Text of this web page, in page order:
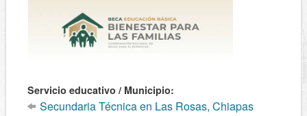
Servicio educativo / Municipio:
Secundaria Técnica en Las Rosas, Chiapas